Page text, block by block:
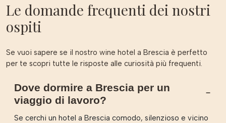
Le domande frequenti dei nostri
ospiti
Se vuoi sapere se il nostro wine hotel a Brescia è perfetto
per te scopri tutte le risposte alle curiosità più frequenti.
Dove dormire a Brescia per un
viaggio di lavoro?
Se cerchi un hotel a Brescia comodo, silenzioso e vicino